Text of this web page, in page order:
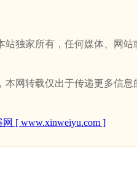
独家所有，任何媒体、网
网转载仅出于传递更多信
网 [ www.xinweiyu.com ]